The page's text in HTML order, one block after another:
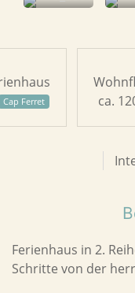
Cap Ferret
ca.
Ferienhaus in 2.
Schritte von der